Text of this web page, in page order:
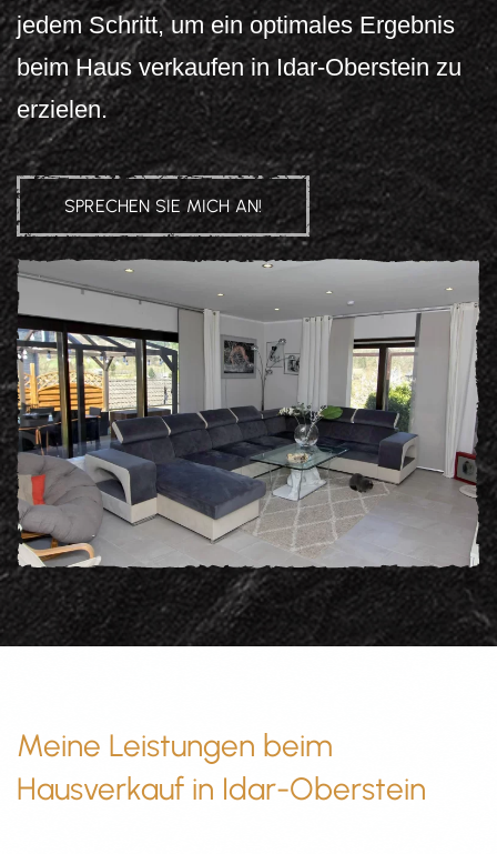
jedem Schritt, um ein optimales Ergebnis
beim Haus verkaufen in Idar-Oberstein zu
erzielen.
SPRECHEN SIE MICH AN!
Meine Leistungen beim
Hausverkauf in Idar-Oberstein